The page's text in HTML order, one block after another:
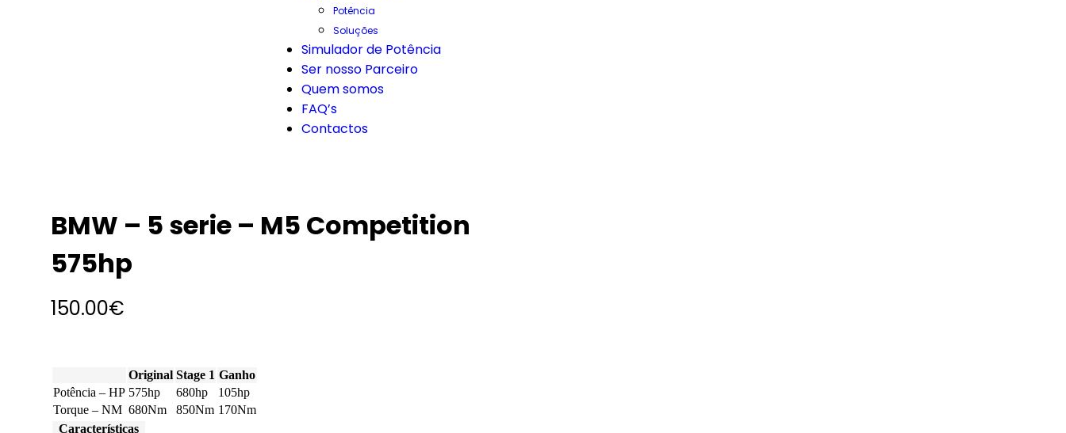
Potência
Soluções
Simulador de Potência
Ser nosso Parceiro
Quem somos
FAQ’s
Contactos
BMW – 5 serie – M5 Competition
575hp
150.00€
Original Stage 1 Ganho
Potência – HP 575hp 680hp
105hp
Torque – NM 680Nm 850Nm 170Nm
Características